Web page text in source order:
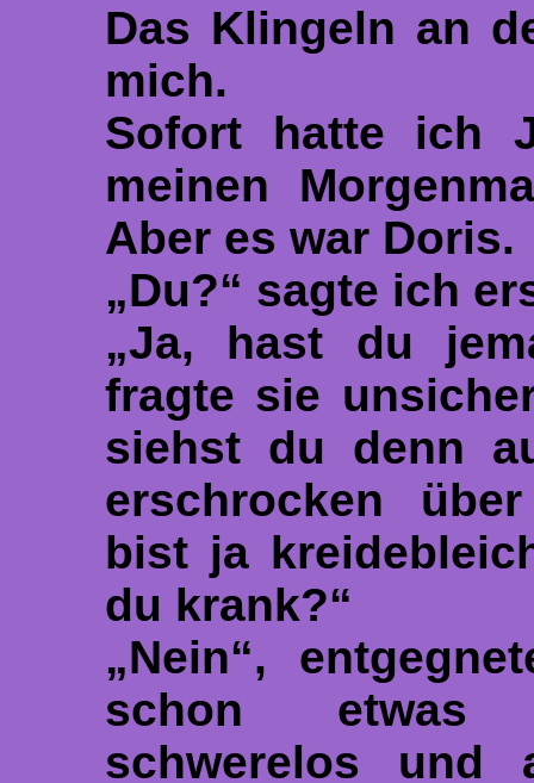
Das Klingeln an
mich.
Sofort hatte ich
meinen
Aber es war Doris.
„Du?“ sagte ich
„Ja, hast du
fragte sie
siehst du denn
erschrocken
bist ja
du krank?“
„Nein“,
schon etwas
schwerelos